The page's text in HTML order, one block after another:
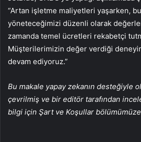
“Artan işletme maliyetleri yaşarken,
yöneteceğimizi düzenli olarak
zamanda temel ücretleri rekabetçi
Müşterilerimizin değer verdiği
devam ediyoruz.”
Bu makale yapay zekanın desteğiyle
çevrilmiş ve bir editör tarafından
bilgi için Şart ve Koşullar bölümümüze